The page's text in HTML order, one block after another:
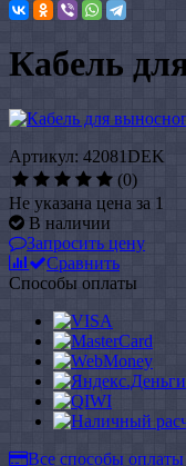
Кабель
Артикул: 42081DEK
(0)
Не указана цена за 1
В наличии
Запросить цену
Сравнить
Способы оплаты
Все способы оплаты